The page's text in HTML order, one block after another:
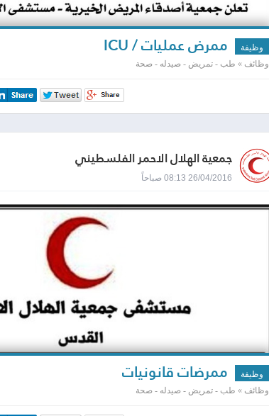
وظيفة ممرض عمليات / ICU
وظائف » طب - تمريض - صيدله - صحة
جمعية الهلال الاحمر الفلسطيني
26/04/2016 08:13 صباحاً
وظيفة ممرضات قانونيات
وظائف » طب - تمريض - صيدله - صحة